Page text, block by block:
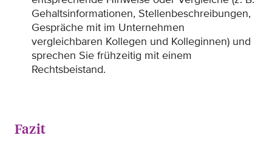
Gehaltsinformationen, Stellenbeschreibungen,
Gespräche mit im Unternehmen
vergleichbaren Kollegen und Kolleginnen) und
sprechen Sie frühzeitig mit einem
Rechtsbeistand.
Fazit